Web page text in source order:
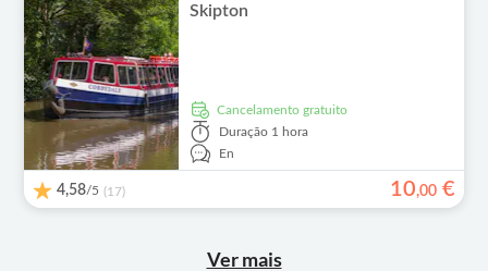
Skipton
Cancelamento gratuito
Duração 1 hora
En
4,58/5 (17) 10,00 €
Ver mais